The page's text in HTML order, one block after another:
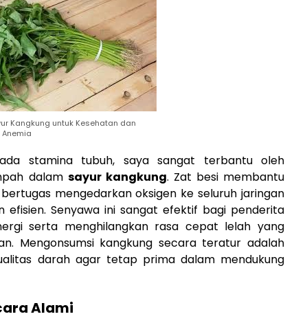
Kangkung untuk Kesehatan dan
stamina tubuh, saya sangat terbantu oleh
dalam sayur kangkung. Zat besi membantu
mengedarkan oksigen ke seluruh jaringan
Senyawa ini sangat efektif bagi penderita
serta menghilangkan rasa cepat lelah yang
Mengonsumsi kangkung secara teratur adalah
darah agar tetap prima dalam mendukung
Alami